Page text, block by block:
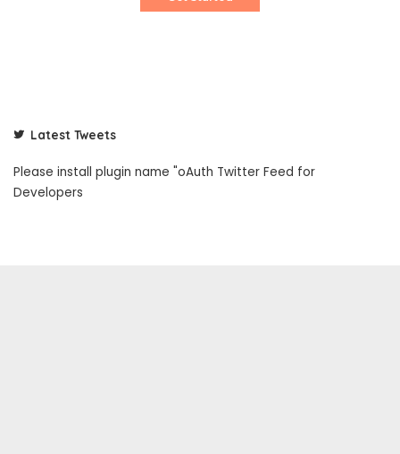
Latest Tweets
Please install plugin name "oAuth Twitter Feed for
Developers